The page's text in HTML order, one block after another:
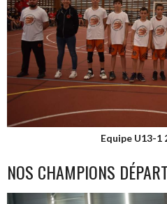
Equipe U13-1
NOS CHAMPIONS